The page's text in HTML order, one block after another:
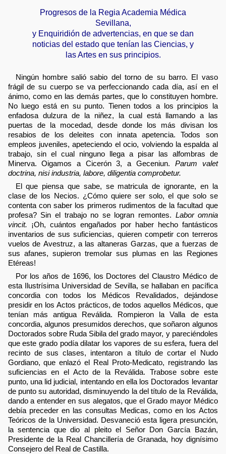
Progresos de la Regia Academia Médica
Sevillana,
y Enquiridión de advertencias, en que se dan
noticias del estado que tenían las Ciencias, y
las Artes en sus principios.
Ningún hombre salió sabio del torno de su barro. El vaso
frágil de su cuerpo se va perfeccionando cada día, así en el
ánimo, como en las demás partes, que lo constituyen hombre.
No luego está en su punto. Tienen todos a los principios la
enfadosa dulzura de la niñez, la cual está llamando a las
puertas de la mocedad, desde donde los más divisan los
resabios de los deleites con innata apetencia. Todos son
empleos juveniles, apeteciendo el ocio, volviendo la espalda al
trabajo, sin el cual ninguno llega a pisar las alfombras de
Minerva. Oigamos a Cicerón 3, a Geceniun. Parum valet
doctrina, nisi industria, labore, diligentia comprobetur.
El que piensa que sabe, se matricula de ignorante, en la
clase de los Necios. ¿Cómo quiere ser solo, el que solo se
contenta con saber los primeros rudimentos de la facultad que
profesa? Sin el trabajo no se logran remontes. Labor omnia
vincit. ¡Oh, cuántos engañados por haber hecho fantásticos
inventarios de sus suficiencias, quieren competir con terreros
vuelos de Avestruz, a las altaneras Garzas, que a fuerzas de
sus afanes, supieron tremolar sus plumas en las Regiones
Etéreas!
Por los años de 1696, los Doctores del Claustro Médico de
esta Ilustrísima Universidad de Sevilla, se hallaban en pacífica
concordia con todos los Médicos Revalidados, dejándose
presidir en los Actos prácticos, de todos aquellos Médicos, que
tenían más antigua Reválida. Rompieron la Valla de esta
concordia, algunos presumidos derechos, que soñaron algunos
Doctorados sobre Ruda Sibila del grado mayor, y pareciéndoles
que este grado podía dilatar los vapores de su esfera, fuera del
recinto de sus clases, intentaron a título de cortar el Nudo
Gordiano, que enlazó el Real Proto-Medicato, registrando las
suficiencias en el Acto de la Reválida. Trabose sobre este
punto, una lid judicial, intentando en ella los Doctorados levantar
de punto su autoridad, disminuyendo la del título de la Reválida,
dando a entender en sus alegatos, que el Grado mayor Médico
debía preceder en las consultas Medicas, como en los Actos
Teóricos de la Universidad. Desvaneció esta ligera presunción,
la sentencia que dio al pleito el Señor Don García Bazán,
Presidente de la Real Chancillería de Granada, hoy dignísimo
Consejero del Real de Castilla.